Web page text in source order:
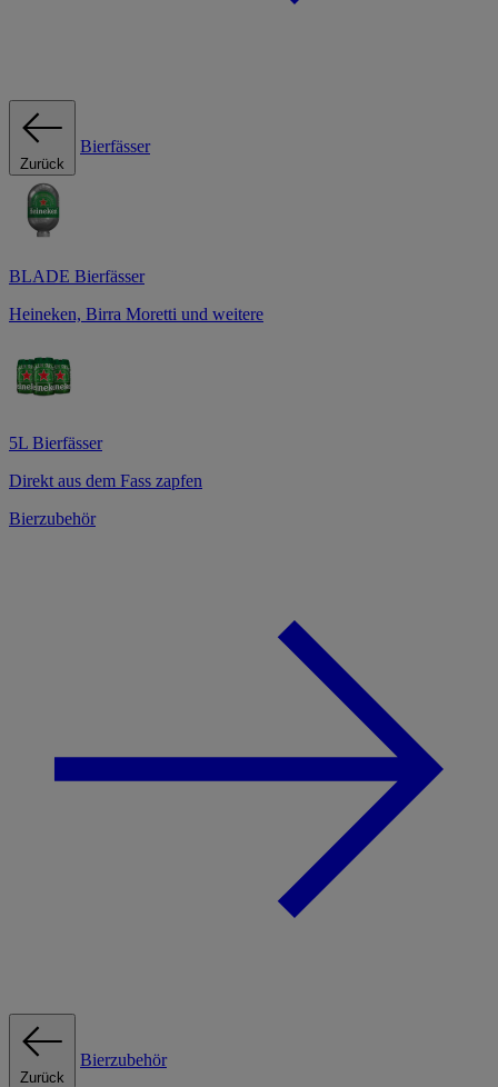
Zurück
Bierfässer
BLADE Bierfässer
Heineken, Birra Moretti und weitere
5L Bierfässer
Direkt aus dem Fass zapfen
Bierzubehör
Zurück
Bierzubehör